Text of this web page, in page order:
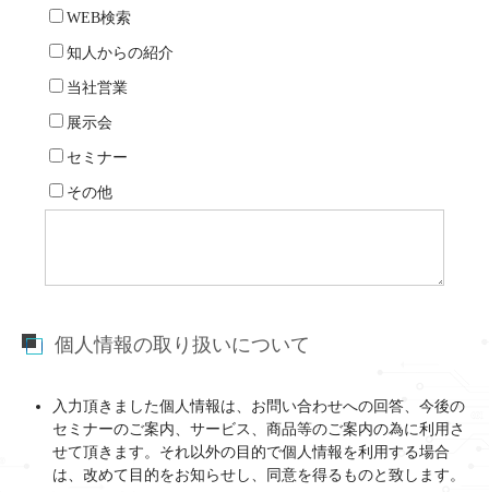
WEB検索
知人からの紹介
当社営業
展示会
セミナー
その他
個人情報の取り扱いについて
入力頂きました個人情報は、お問い合わせへの回答、今後の
セミナーのご案内、サービス、商品等のご案内の為に利用さ
せて頂きます。それ以外の目的で個人情報を利用する場合
は、改めて目的をお知らせし、同意を得るものと致します。